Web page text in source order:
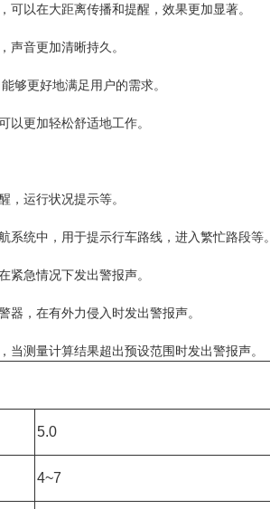
以在大距离传播和提醒，效果更加显著。
声音更加清晰持久。
够更好地满足用户的需求。
以更加轻松舒适地工作。
，运行状况提示等。
统中，用于提示行车路线，进入繁忙路段等。
紧急情况下发出警报声。
，在有外力侵入时发出警报声。
测量计算结果超出预设范围时发出警报声。
5.0
4~7